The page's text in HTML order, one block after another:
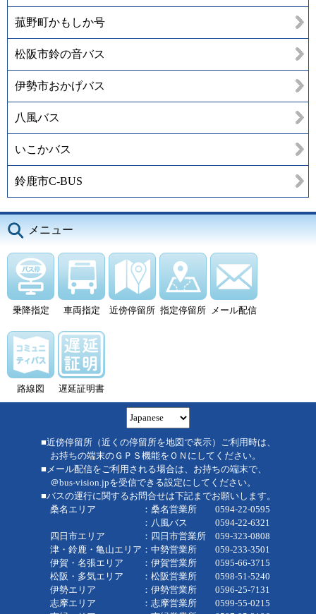
菰野町かもしか号
松阪市鈴の音バス
伊勢市おかげバス
八風バス
いこかバス
鈴鹿市C-BUS
メニュー
乗降指定 車両指定 近傍停留所 指定停留所 メール配信
路線図 遅延証明書
■近傍停留所（近くの停留所を地図で表示）ご利用時は、
お持ちの端末のＧＰＳ機能をＯＮにしてください。
■メール配信をご利用される場合は、お持ちの端末で、
＠bus-vision.jpを受信できる設定にしてください。
■バスの運行に関するお問合せは下記までお願いします。
桑名エリア ：桑名営業所 0594-22-0595
：八風バス 0594-22-6321
四日市エリア ：四日市営業所 059-323-0808
津・鈴鹿・亀山エリア：中勢営業所 059-233-3501
伊賀・名張エリア ：伊賀営業所 0595-66-3715
松阪・多気エリア ：松阪営業所 0598-51-5240
伊勢エリア ：伊勢営業所 0596-25-7131
志摩エリア ：志摩営業所 0599-55-0215